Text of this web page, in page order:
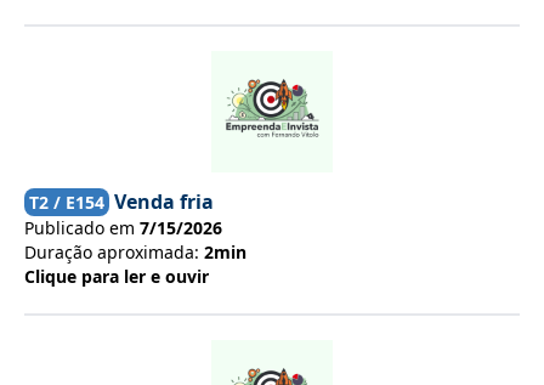
T2 / E154 Venda fria
Publicado em 7/15/2026
Duração aproximada: 2min
Clique para ler e ouvir